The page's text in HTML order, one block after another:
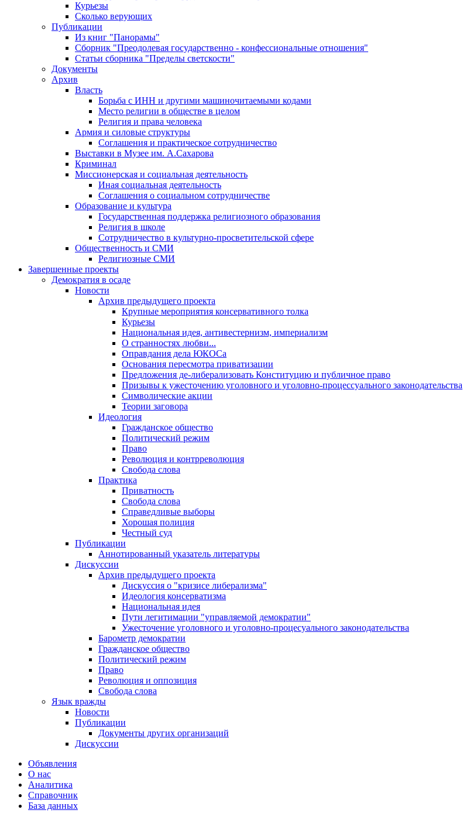
Курьезы
Сколько верующих
Публикации
Из книг "Панорамы"
Сборник "Преодолевая государственно - конфессиональные отношения"
Статьи сборника "Пределы светскости"
Документы
Архив
Власть
Борьба с ИНН и другими машиночитаемыми кодами
Место религии в обществе в целом
Религия и права человека
Армия и силовые структуры
Соглашения и практическое сотрудничество
Выставки в Музее им. А.Сахарова
Криминал
Миссионерская и социальная деятельность
Иная социальная деятельность
Соглашения о социальном сотрудничестве
Образование и культура
Государственная поддержка религиозного образования
Религия в школе
Сотрудничество в культурно-просветительской сфере
Общественность и СМИ
Религиозные СМИ
Завершенные проекты
Демократия в осаде
Новости
Архив предыдущего проекта
Крупные мероприятия консервативного толка
Курьезы
Национальная идея, антивестернизм, империализм
О странностях любви...
Оправдания дела ЮКОСа
Основания пересмотра приватизации
Предложения де-либерализовать Конституцию и публичное право
Призывы к ужесточению уголовного и уголовно-процессуального законодательства
Символические акции
Теории заговора
Идеология
Гражданское общество
Политический режим
Право
Революция и контрреволюция
Свобода слова
Практика
Приватность
Свобода слова
Справедливые выборы
Хорошая полиция
Честный суд
Публикации
Аннотированный указатель литературы
Дискуссии
Архив предыдущего проекта
Дискуссия о "кризисе либерализма"
Идеология консерватизма
Национальная идея
Пути легитимации "управляемой демократии"
Ужесточение уголовного и уголовно-процесуального законодательства
Барометр демократии
Гражданское общество
Политический режим
Право
Революция и оппозиция
Свобода слова
Язык вражды
Новости
Публикации
Документы других организаций
Дискуссии
Объявления
О нас
Аналитика
Справочник
База данных